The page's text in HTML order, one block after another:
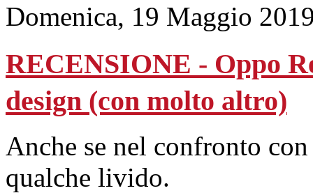
Domenica, 19 Maggio
RECENSIONE - Oppo
design (con molto altro)
Anche se nel confronto
qualche livido.